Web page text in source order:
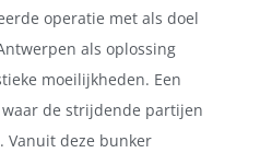
operatie met als doel
als oplossing
moeilijkheden. Een
de strijdende partijen
Vanuit deze bunker